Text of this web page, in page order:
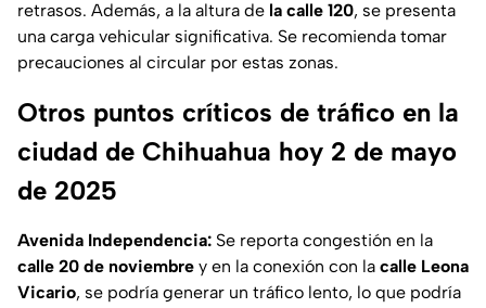
retrasos. Además, a la altura de la calle 120, se presenta
una carga vehicular significativa. Se recomienda tomar
precauciones al circular por estas zonas.
Otros puntos críticos de tráfico en la
ciudad de Chihuahua hoy 2 de mayo
de 2025
Avenida Independencia: Se reporta congestión en la
calle 20 de noviembre y en la conexión con la calle Leona
Vicario, se podría generar un tráfico lento, lo que podría